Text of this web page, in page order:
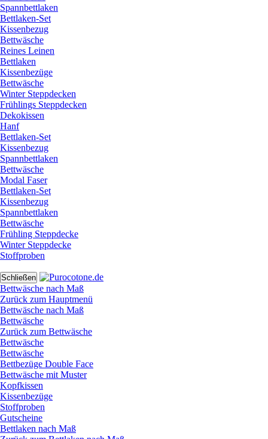
Spannbettlaken
Bettlaken-Set
Kissenbezug
Bettwäsche
Reines Leinen
Bettlaken
Kissenbezüge
Bettwäsche
Winter Steppdecken
Frühlings Steppdecken
Dekokissen
Hanf
Bettlaken-Set
Kissenbezug
Spannbettlaken
Bettwäsche
Modal Faser
Bettlaken-Set
Kissenbezug
Spannbettlaken
Bettwäsche
Frühling Steppdecke
Winter Steppdecke
Stoffproben
Schließen
Bettwäsche nach Maß
Zurück zum Hauptmenü
Bettwäsche nach Maß
Bettwäsche
Zurück zum Bettwäsche
Bettwäsche
Bettwäsche
Bettbezüge Double Face
Bettwäsche mit Muster
Kopfkissen
Kissenbezüge
Stoffproben
Gutscheine
Bettlaken nach Maß